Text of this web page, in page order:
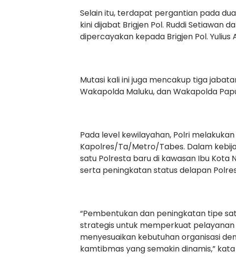
Selain itu, terdapat pergantian pada
kini dijabat Brigjen Pol. Ruddi Setiawan
dipercayakan kepada Brigjen Pol. Yulius
Mutasi kali ini juga mencakup tiga
Wakapolda Maluku, dan Wakapolda
Pada level kewilayahan, Polri
Kapolres/Ta/Metro/Tabes. Dalam
satu Polresta baru di kawasan Ibu Kota
serta peningkatan status delapan
“Pembentukan dan peningkatan tipe
strategis untuk memperkuat
menyesuaikan kebutuhan organisasi
kamtibmas yang semakin dinamis,”